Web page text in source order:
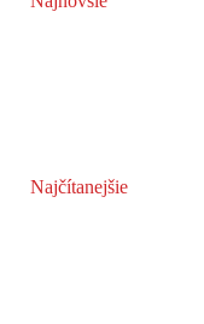
Najčítanejšie